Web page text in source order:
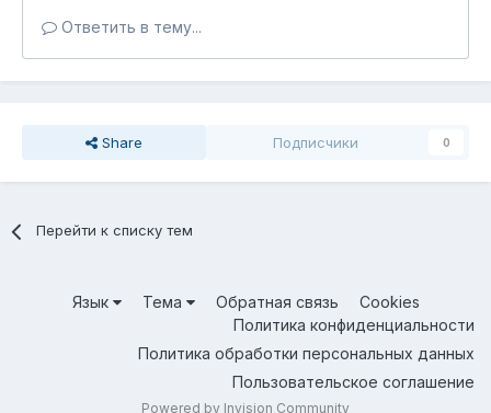
Ответить в тему...
Share Подписчики 0
Перейти к списку тем
Язык Тема Обратная связь
Cookies
Политика конфиденциальности
Политика обработки персональных данных
Пользовательское соглашение
Powered by Invision Community